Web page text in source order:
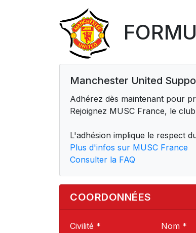
Manchester United
Adhérez dès maintenant pour
Rejoignez MUSC France, le
L'adhésion implique le respect
Plus d'infos sur MUSC France
Consulter la FAQ
COORDONNÉES
Civilité * Nom *